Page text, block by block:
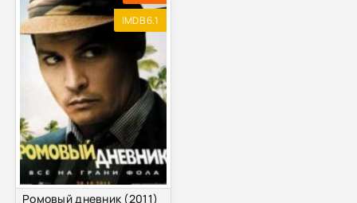
IMDB 6.1
Ромовый дневник (2011)